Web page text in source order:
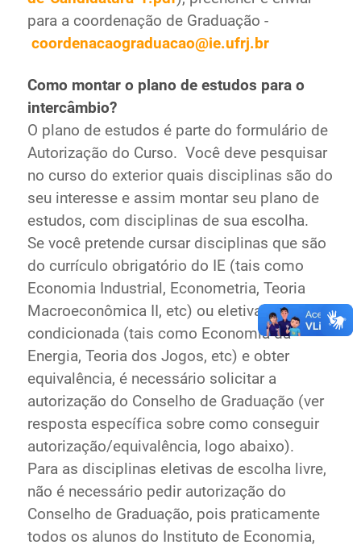
para a coordenação de Graduação -
coordenacaograduacao@ie.ufrj.br
Como montar o plano de estudos para o
intercâmbio?
O plano de estudos é parte do formulário de
Autorização do Curso. Você deve pesquisar
no curso do exterior quais disciplinas são do
seu interesse e assim montar seu plano de
estudos, com disciplinas de sua escolha.
Se você pretende cursar disciplinas que são
do currículo obrigatório do IE (tais como
Economia Industrial, Econometria, Teoria
Macroeconômica II, etc) ou eletivas
condicionada (tais como Economia da
Energia, Teoria dos Jogos, etc) e obter
equivalência, é necessário solicitar a
autorização do Conselho de Graduação (ver
resposta específica sobre como conseguir
autorização/equivalência, logo abaixo).
Para as disciplinas eletivas de escolha livre,
não é necessário pedir autorização do
Conselho de Graduação, pois praticamente
todos os alunos do Instituto de Economia,